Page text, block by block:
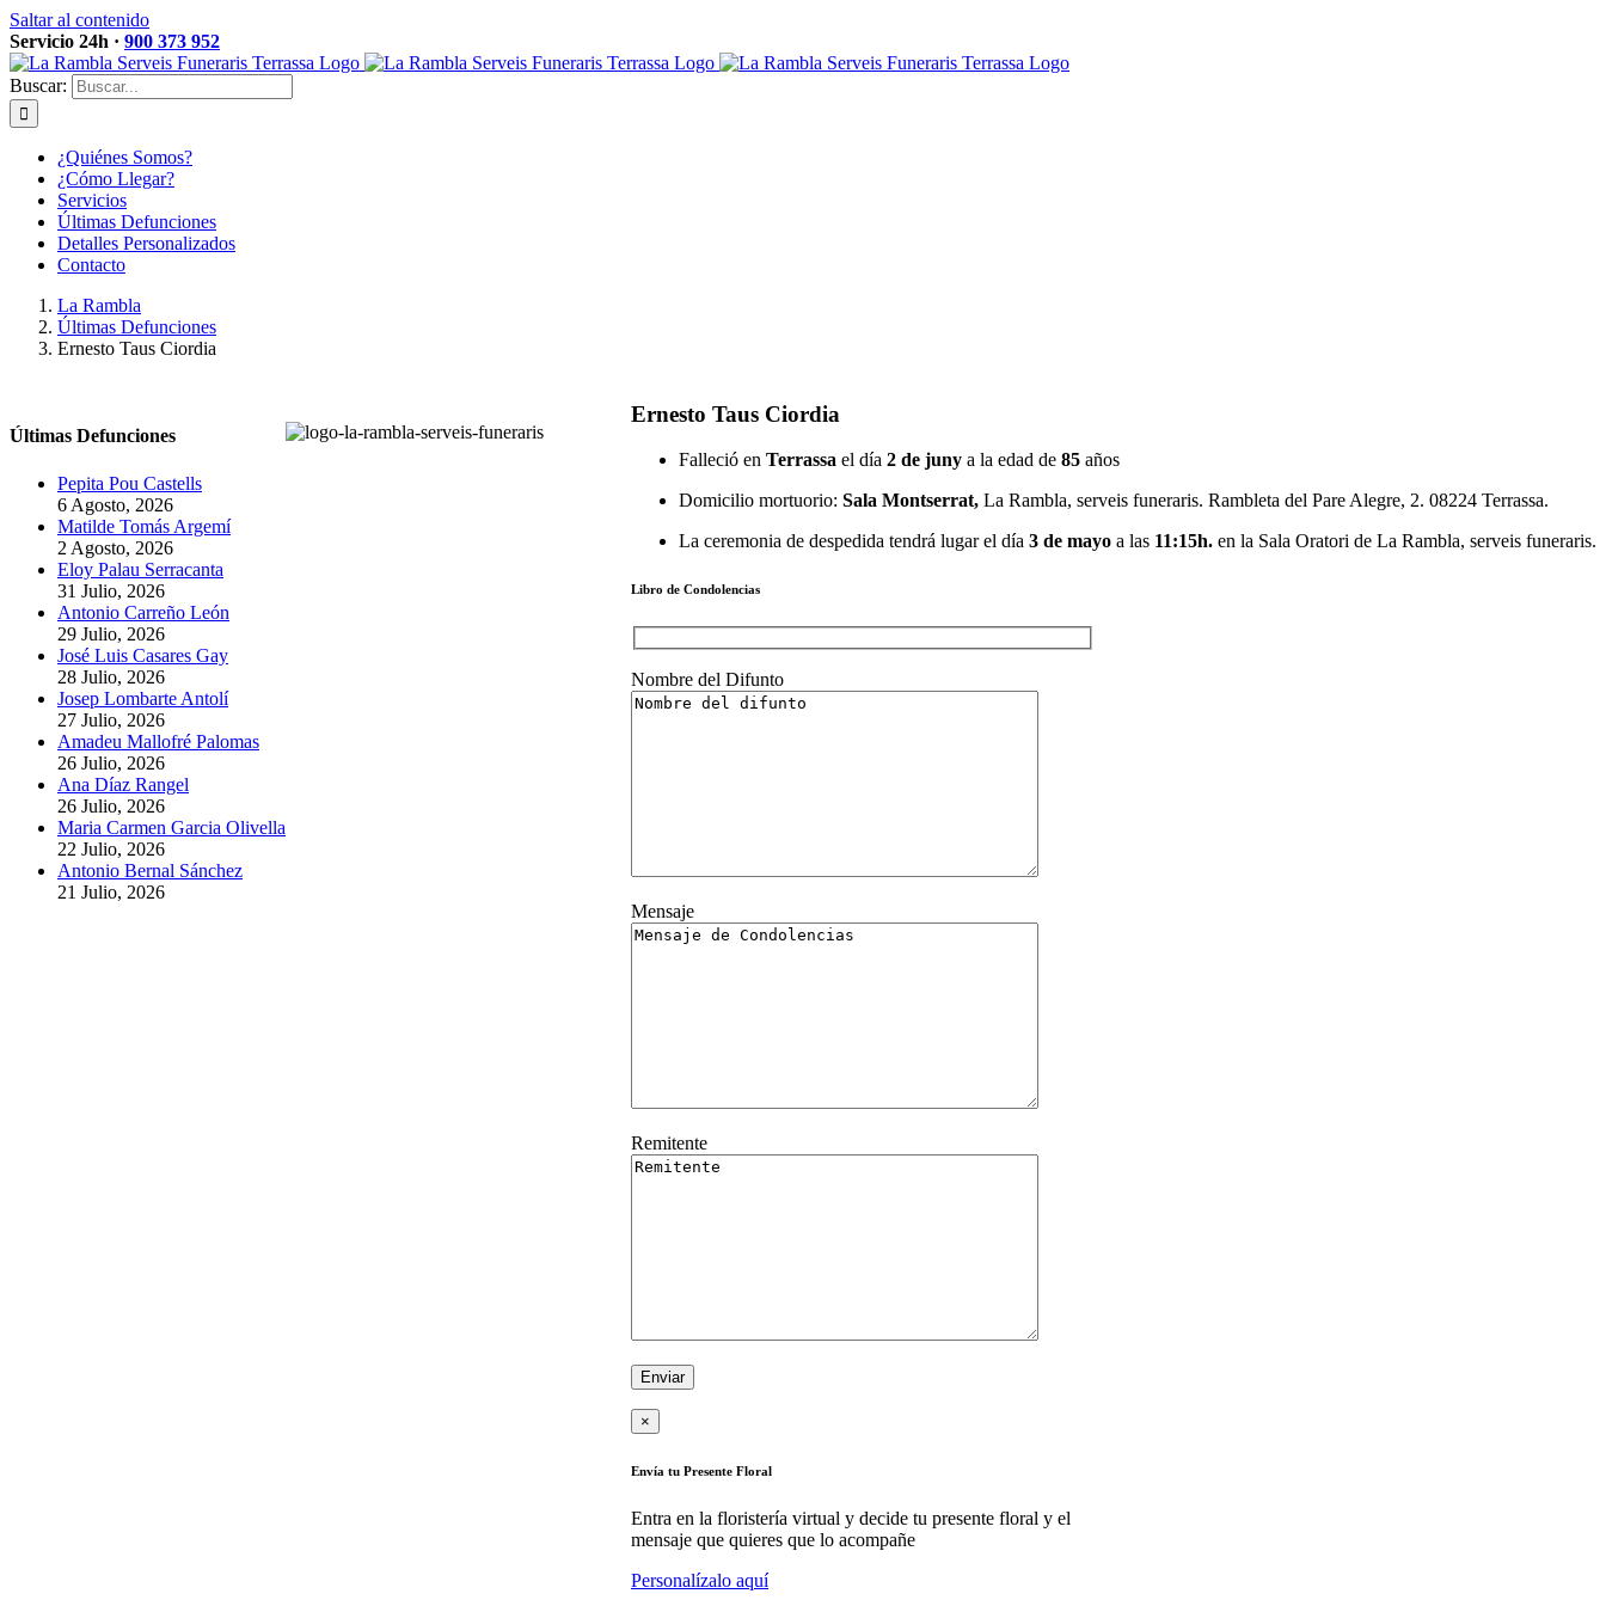
Saltar al contenido
Servicio 24h · 900 373 952
Buscar:
¿Quiénes Somos?
¿Cómo Llegar?
Servicios
Últimas Defunciones
Detalles Personalizados
Contacto
La Rambla
Últimas Defunciones
Ernesto Taus Ciordia
Ernesto Taus Ciordia
Falleció en Terrassa el día 2 de juny a la edad de 85 años
Domicilio mortuorio: Sala Montserrat, La Rambla, serveis funeraris. Rambleta del Pare Alegre, 2. 08224 Terrassa.
La ceremonia de despedida tendrá lugar el día 3 de mayo a las 11:15h. en la Sala Oratori de La Rambla, serveis funeraris.
Libro de Condolencias
Nombre del Difunto
Mensaje
Remitente
×
Envía tu Presente Floral
Entra en la floristería virtual y decide tu presente floral y el
mensaje que quieres que lo acompañe
Personalízalo aquí
Últimas Defunciones
Pepita Pou Castells
6 Agosto, 2026
Matilde Tomás Argemí
2 Agosto, 2026
Eloy Palau Serracanta
31 Julio, 2026
Antonio Carreño León
29 Julio, 2026
José Luis Casares Gay
28 Julio, 2026
Josep Lombarte Antolí
27 Julio, 2026
Amadeu Mallofré Palomas
26 Julio, 2026
Ana Díaz Rangel
26 Julio, 2026
Maria Carmen Garcia Olivella
22 Julio, 2026
Antonio Bernal Sánchez
21 Julio, 2026